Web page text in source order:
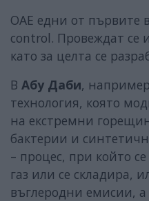
ОАЕ едни от първите
control. Провеждат се
като за целта се
В Абу Даби,
технология, която
на екстремни
бактерии и
– процес, при който
газ или се складира,
въглеродни емисии,